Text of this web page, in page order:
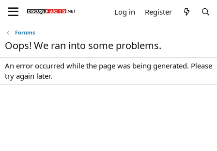
Log in Register
Forums
Oops! We ran into some problems.
An error occurred while the page was being generated. Please
try again later.